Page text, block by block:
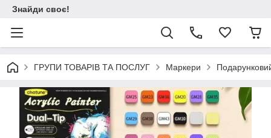
Знайди своє!
ГРУПИ ТОВАРІВ ТА ПОСЛУГ Маркери